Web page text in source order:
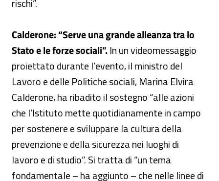
rischi”.
Calderone: “Serve una grande alleanza tra lo
Stato e le forze sociali”. In un videomessaggio
proiettato durante l’evento, il ministro del
Lavoro e delle Politiche sociali, Marina Elvira
Calderone, ha ribadito il sostegno “alle azioni
che l’Istituto mette quotidianamente in campo
per sostenere e sviluppare la cultura della
prevenzione e della sicurezza nei luoghi di
lavoro e di studio”. Si tratta di “un tema
fondamentale – ha aggiunto – che nelle linee di